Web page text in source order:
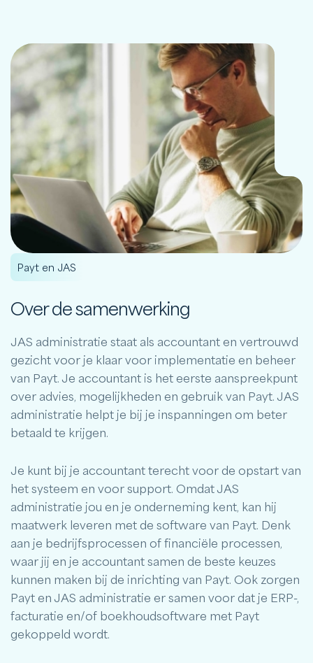
Payt en JAS
Over de samenwerking
JAS administratie staat als accountant en vertrouwd
gezicht voor je klaar voor implementatie en beheer
van Payt. Je accountant is het eerste aanspreekpunt
over advies, mogelijkheden en gebruik van Payt. JAS
administratie helpt je bij je inspanningen om beter
betaald te krijgen.
Je kunt bij je accountant terecht voor de opstart van
het systeem en voor support. Omdat JAS
administratie jou en je onderneming kent, kan hij
maatwerk leveren met de software van Payt. Denk
aan je bedrijfsprocessen of financiële processen,
waar jij en je accountant samen de beste keuzes
kunnen maken bij de inrichting van Payt. Ook zorgen
Payt en JAS administratie er samen voor dat je ERP-,
facturatie en/of boekhoudsoftware met Payt
gekoppeld wordt.